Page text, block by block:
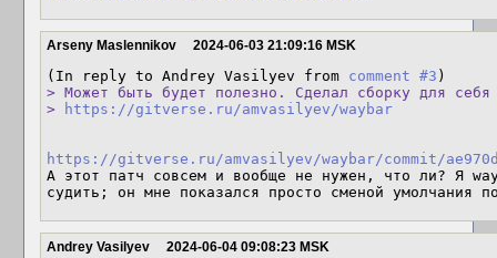
Arseny Maslennikov 2024-06-03 21:09:16 MSK
(In reply to Andrey Vasilyev from comment #3
> Может быть будет полезно. Сделал сборку для
>
https://gitverse.ru/amvasilyev/waybar
https://gitverse.ru/amvasilyev/waybar/commit/
А этот патч совсем и вообще не нужен, что ли? Я
судить; он мне показался просто сменой умолчания
Andrey Vasilyev 2024-06-04 09:08:23 MSK